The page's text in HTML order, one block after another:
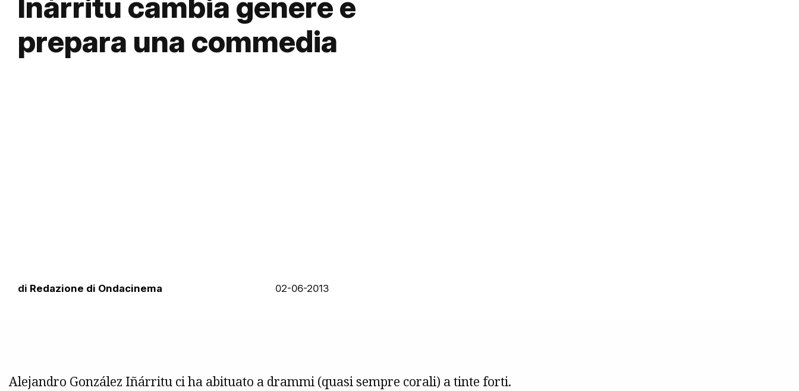
Iñárritu cambia genere e
prepara una commedia
di Redazione di Ondacinema 02-06-2013
Alejandro González Iñárritu ci ha abituato a drammi (quasi sempre corali) a tinte forti.